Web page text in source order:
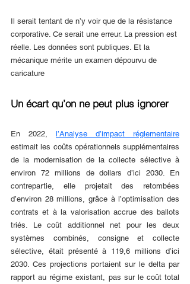
Il serait tentant de n’y voir que de la résistance
corporative. Ce serait une erreur. La pression est
réelle. Les données sont publiques. Et la
mécanique mérite un examen dépourvu de
caricature
Un écart qu’on ne peut plus ignorer
En 2022, l’Analyse d’impact réglementaire
estimait les coûts opérationnels supplémentaires
de la modernisation de la collecte sélective à
environ 72 millions de dollars d’ici 2030. En
contrepartie, elle projetait des retombées
d’environ 28 millions, grâce à l’optimisation des
contrats et à la valorisation accrue des ballots
triés. Le coût additionnel net pour les deux
systèmes combinés, consigne et collecte
sélective, était présenté à 119,6 millions d’ici
2030. Ces projections portaient sur le delta par
rapport au régime existant, pas sur le coût total